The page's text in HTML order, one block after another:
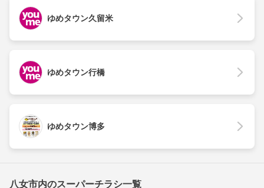
ゆめタウン久留米
ゆめタウン行橋
ゆめタウン博多
八女市内のスーパーチラシ一覧